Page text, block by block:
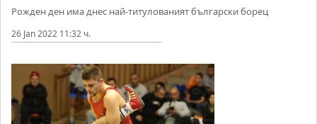
Рожден ден има днес най-титулованият български борец
26 Jan 2022 11:32 ч.